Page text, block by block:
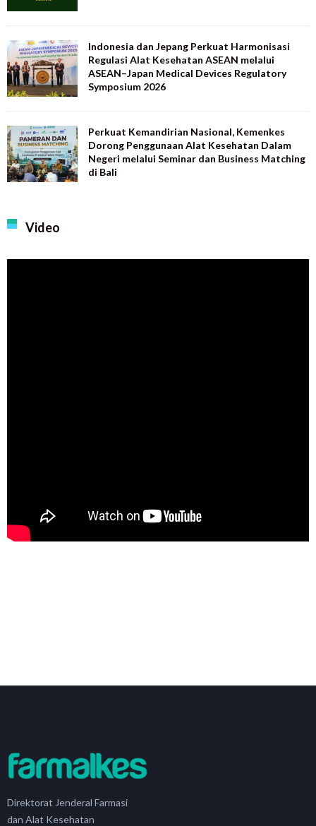
Indonesia dan Jepang Perkuat Harmonisasi
Regulasi Alat Kesehatan ASEAN melalui
ASEAN–Japan Medical Devices Regulatory
Symposium 2026
Perkuat Kemandirian Nasional, Kemenkes
Dorong Penggunaan Alat Kesehatan Dalam
Negeri melalui Seminar dan Business Matching
di Bali
Video
Direktorat Jenderal Farmasi
dan Alat Kesehatan